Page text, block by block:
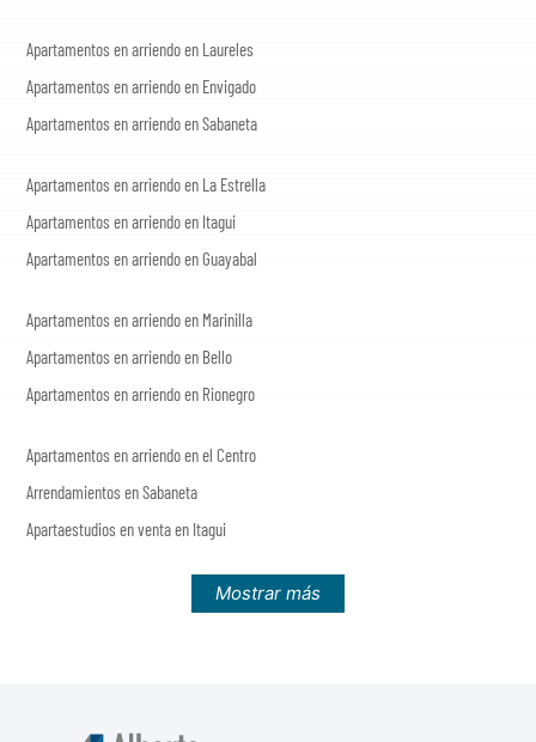
Apartamentos en arriendo en Laureles
Apartamentos en arriendo en Envigado
Apartamentos en arriendo en Sabaneta
Apartamentos en arriendo en La Estrella
Apartamentos en arriendo en Itagui
Apartamentos en arriendo en Guayabal
Apartamentos en arriendo en Marinilla
Apartamentos en arriendo en Bello
Apartamentos en arriendo en Rionegro
Apartamentos en arriendo en el Centro
Arrendamientos en Sabaneta
Apartaestudios en venta en Itagui
Mostrar más